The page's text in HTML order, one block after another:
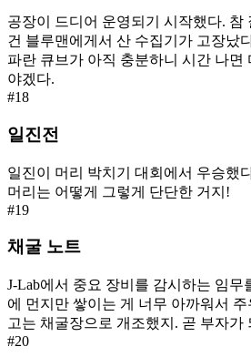
공장이 드디어 운영되기 시작했다. 참
건 블루맨에게서 산 수집기가 고장났
파란 큐브가 아직 충분하니 시간 나면
야겠다.
#18
일진전
일진이 머리 박치기 대회에서 우승했
머리는 어떻게 그렇게 단단한 거지!
#19
채굴 노트
J-Lab에서 중요 장비를 감시하는 임무
에 먼지만 쌓이는 게 너무 아까워서
고는 채굴장으로 개조했지. 곧 부자가
#20